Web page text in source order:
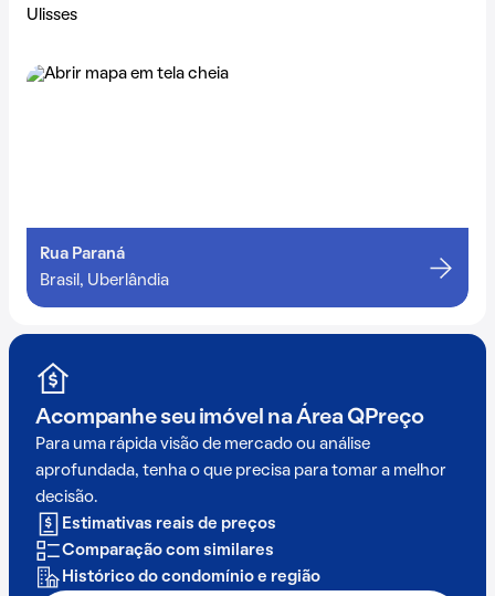
Ulisses
Rua Paraná
Brasil, Uberlândia
Acompanhe seu imóvel na Área QPreço
Para uma rápida visão de mercado ou análise
aprofundada, tenha o que precisa para tomar a melhor
decisão.
Estimativas reais de preços
Comparação com similares
Histórico do condomínio e região